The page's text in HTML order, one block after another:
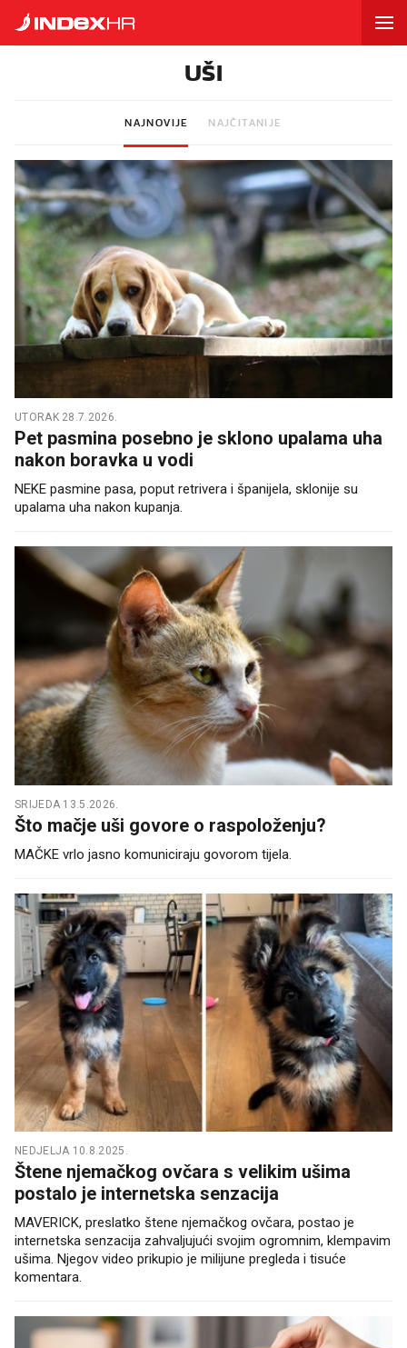
UŠI
NAJNOVIJE NAJČITANIJE
UTORAK 28.7.2026.
Pet pasmina posebno je sklono upalama uha
nakon boravka u vodi
NEKE pasmine pasa, poput retrivera i španijela, sklonije su
upalama uha nakon kupanja.
SRIJEDA 13.5.2026.
Što mačje uši govore o raspoloženju?
MAČKE vrlo jasno komuniciraju govorom tijela.
NEDJELJA 10.8.2025.
Štene njemačkog ovčara s velikim ušima
postalo je internetska senzacija
MAVERICK, preslatko štene njemačkog ovčara, postao je
internetska senzacija zahvaljujući svojim ogromnim, klempavim
ušima. Njegov video prikupio je milijune pregleda i tisuće
komentara.